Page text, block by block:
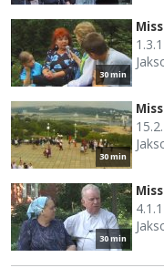
30 min
30 min
30 min